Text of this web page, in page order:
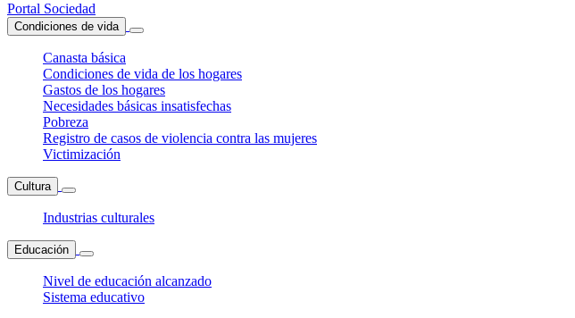
Portal Sociedad
Condiciones de vida
Canasta básica
Condiciones de vida de los hogares
Gastos de los hogares
Necesidades básicas insatisfechas
Pobreza
Registro de casos de violencia contra las mujeres
Victimización
Cultura
Industrias culturales
Educación
Nivel de educación alcanzado
Sistema educativo